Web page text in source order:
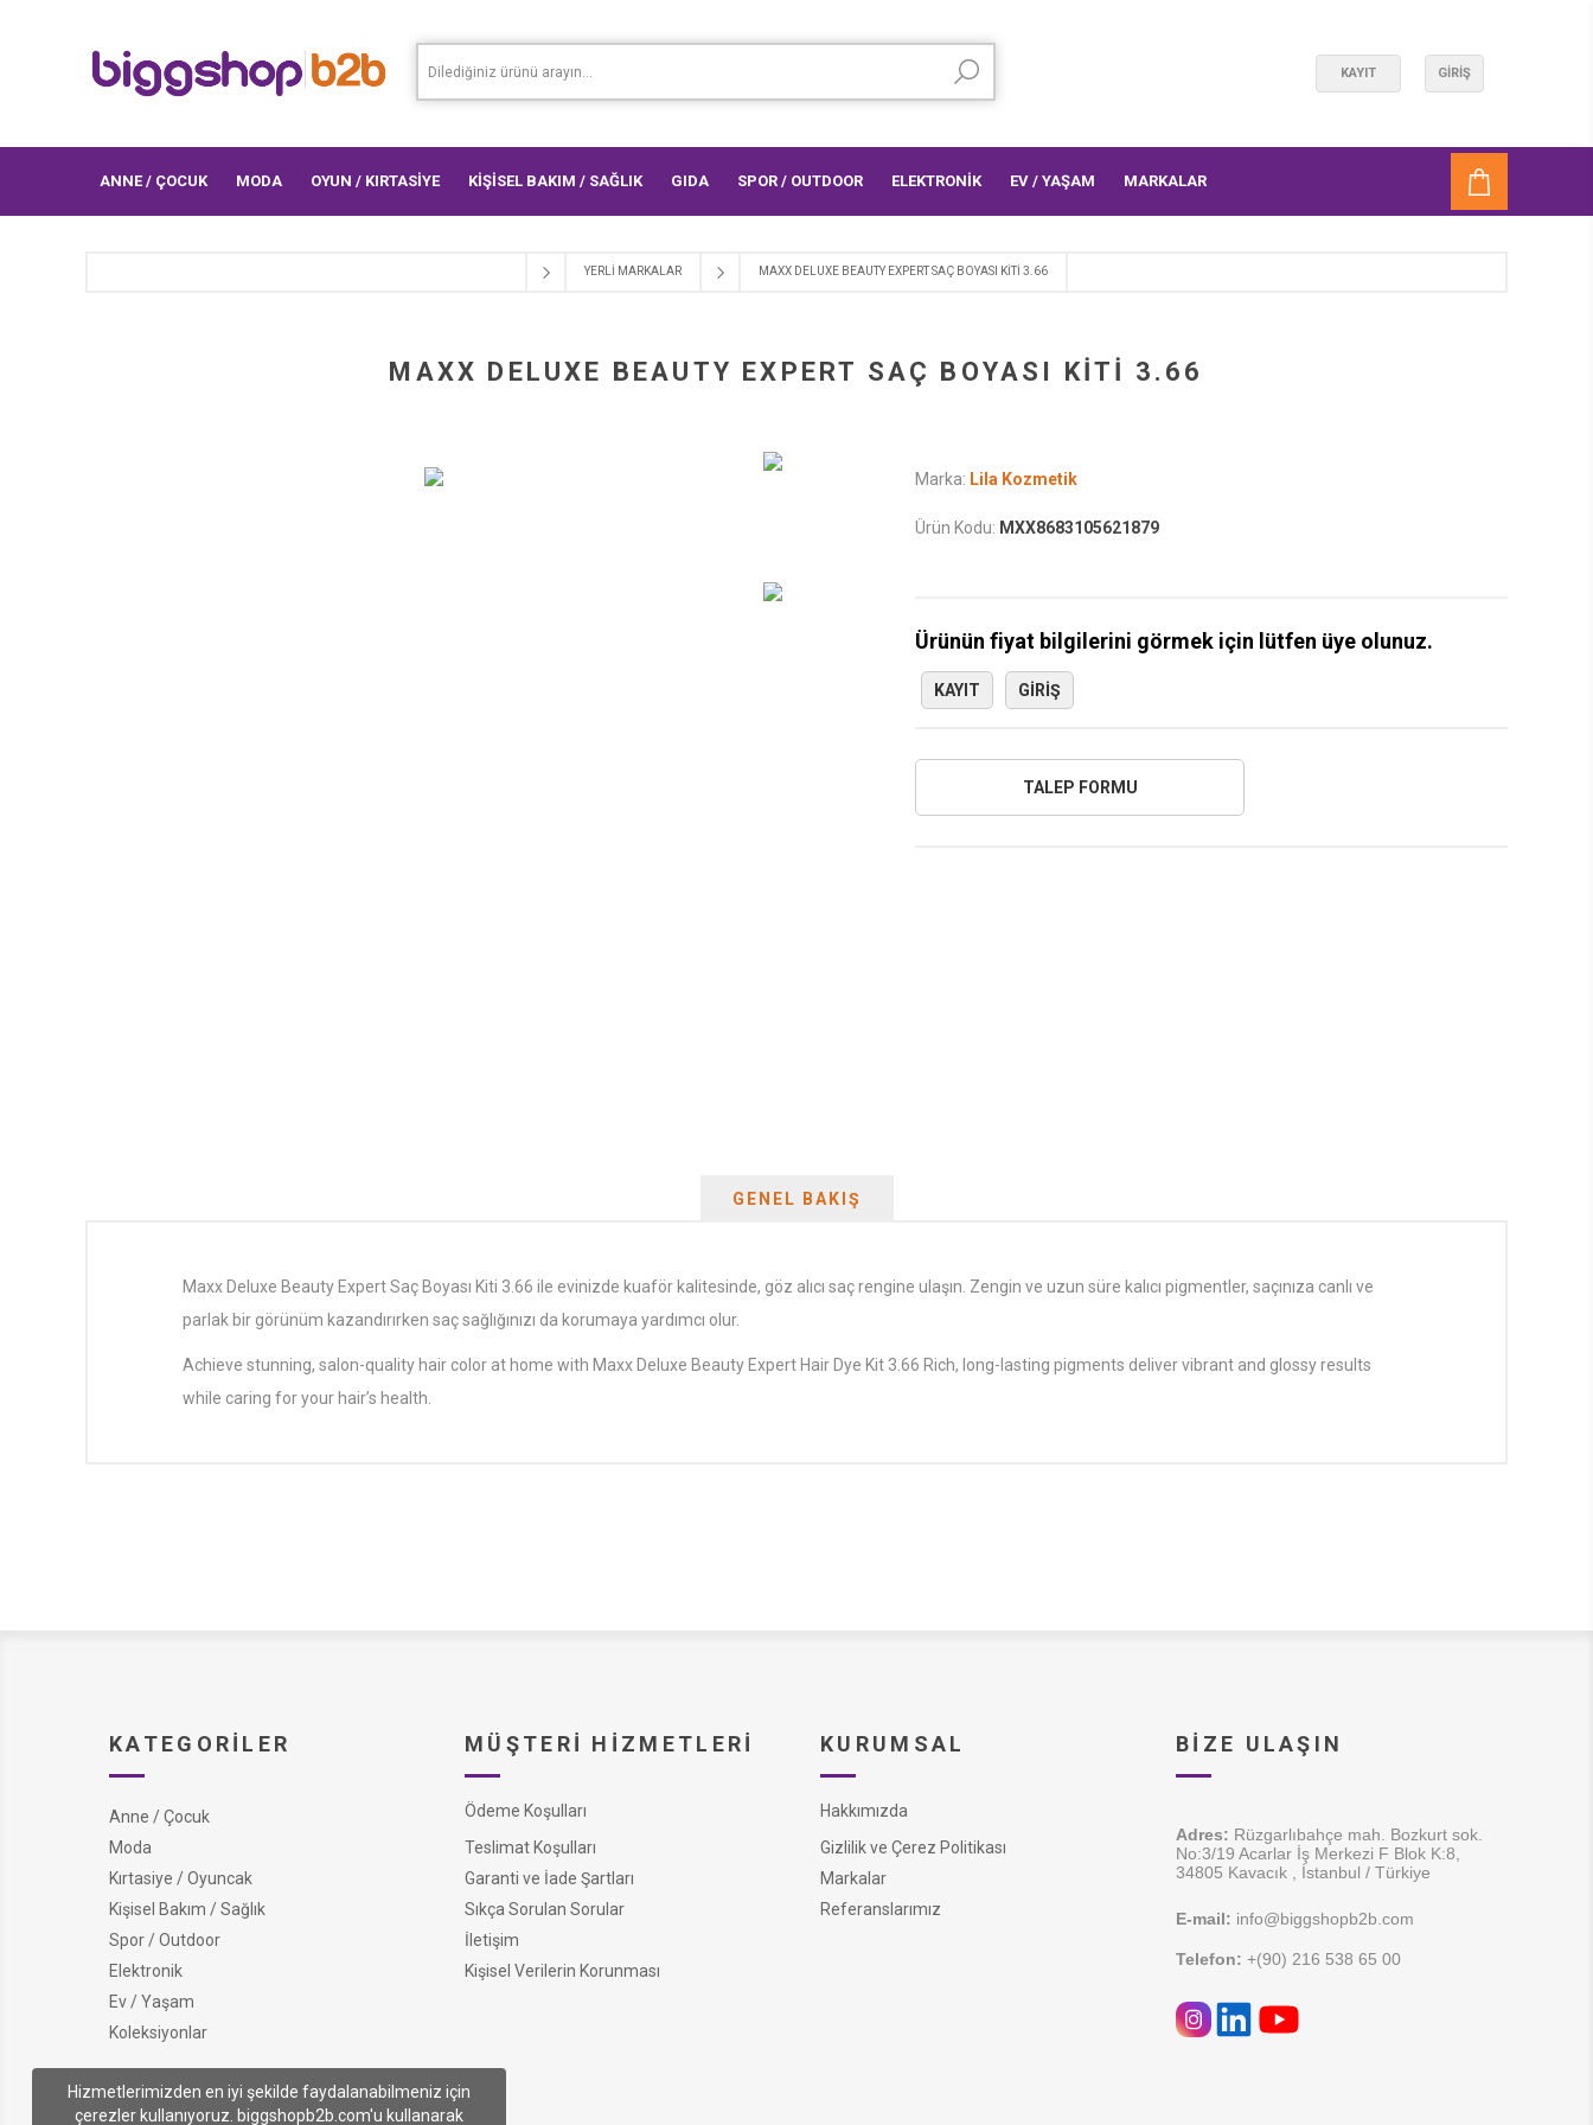
KAYIT GIRIŞ
ANNE / ÇOCUK MODA OYUN / KIRTASİYE KİŞİSEL BAKIM / SAĞLIK GIDA SPOR / OUTDOOR ELEKTRONİK EV / YAŞAM MARKALAR
YERLI MARKALAR MAXX DELUXE BEAUTY EXPERT SAÇ BOYASI KİTİ 3.66
MAXX DELUXE BEAUTY EXPERT SAÇ BOYASI KİTİ 3.66
Marka: Lila Kozmetik
Ürün Kodu: MXX8683105621879
Ürünün fiyat bilgilerini görmek için lütfen üye olunuz.
KAYIT GIRIŞ
GENEL BAKIŞ
Maxx Deluxe Beauty Expert Saç Boyası Kiti 3.66 ile evinizde kuaför kalitesinde, göz alıcı saç rengine ulaşın. Zengin ve uzun süre kalıcı pigmentler, saçınıza canlı ve
parlak bir görünüm kazandırırken saç sağlığınızı da korumaya yardımcı olur.
Achieve stunning, salon-quality hair color at home with Maxx Deluxe Beauty Expert Hair Dye Kit 3.66 Rich, long-lasting pigments deliver vibrant and glossy results
while caring for your hair’s health.
KATEGORILER
Anne / Çocuk
Moda
Kırtasiye / Oyuncak
Kişisel Bakım / Sağlık
Spor / Outdoor
Elektronik
Ev / Yaşam
Koleksiyonlar
MÜŞTERI HIZMETLERI
Ödeme Koşulları
Teslimat Koşulları
Garanti ve İade Şartları
Sıkça Sorulan Sorular
İletişim
Kişisel Verilerin Korunması
KURUMSAL
Hakkımızda
Gizlilik ve Çerez Politikası
Markalar
Referanslarımız
BIZE ULAŞIN
Adres: Rüzgarlıbahçe mah. Bozkurt sok.
No:3/19 Acarlar İş Merkezi F Blok K:8,
34805 Kavacık , İstanbul / Türkiye
E-mail: info@biggshopb2b.com
Telefon: +(90) 216 538 65 00
Hizmetlerimizden en iyi şekilde faydalanabilmeniz için
çerezler kullanıyoruz. biggshopb2b.com'u kullanarak